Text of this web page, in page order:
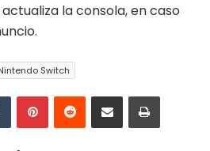
la consola, en caso
Switch
TumblrPinterestReddit Compartir por correo electrónicoImprimir